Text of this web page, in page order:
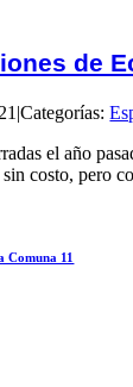
de
|Categorías:
el año
costo, pero
Comuna 11